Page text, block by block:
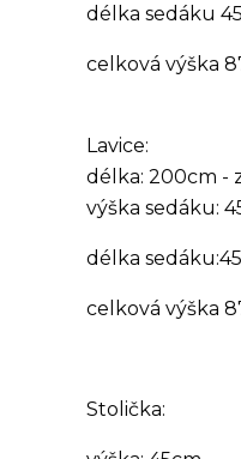
délka sedáku
celková výška
Lavice:
délka: 200cm -
výška sedáku:
délka sedáku:45
celková výška
Stolička: